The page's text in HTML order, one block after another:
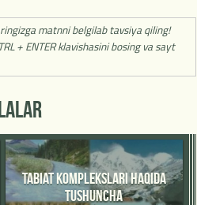
matnni belgilab tavsiya qiling!
+ ENTER klavishasini bosing va sayt
TABIAT KOMPLEKSLARI HAQIDA
TUSHUNCHA